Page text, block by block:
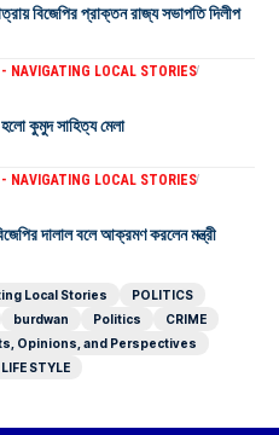
বিজেপির প্রাক্তন রাজ্য সভাপতি দিলীপ
NAVIGATING LOCAL STORIES
কুমুদ সাহিত্য মেলা
NAVIGATING LOCAL STORIES
দালাল বলে আক্রমণ করলেন মন্ত্রী
Local Stories
POLITICS
burdwan Politics
CRIME
Opinions, and Perspectives
LIFE STYLE